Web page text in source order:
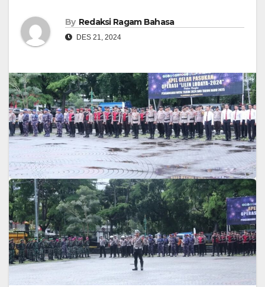
By Redaksi Ragam Bahasa
DES 21, 2024